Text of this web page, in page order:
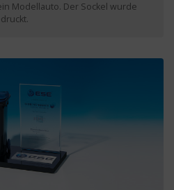
Modellauto. Der Sockel wurde